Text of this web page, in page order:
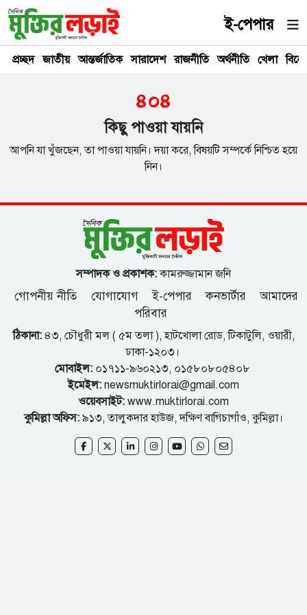
ই-পেপার
প্রচ্ছদ জাতীয় আন্তর্জাতিক সারাদেশ রাজনীতি অর্থনীতি খেলা
৪০৪
কিছু পাওয়া যায়নি
আপনি যা খুঁজছেন, তা পাওয়া যায়নি। দয়া করে, বিষয়টি সম্পর্কে নিশ্চিত হয়ে
নিন।
সম্পাদক ও প্রকাশক:কামরুজ্জামান জনি
গোপনীয় নীতি যোগাযোগ ই-পেপার কনভার্টার
আমাদের
পরিবার
ঠিকানা:৪৩, চৌধুরী মল ( ৫ম তলা ), হাটখোলা রোড, টিকাটুলি, ওয়ারী,
ঢাকা-১২০৩।
মোবাইল:০১৭১১-৯৬০২১৩, ০১৫৮০৮০৫৪০৮
ইমেইল: newsmuktirlorai@gmail.com
ওয়েবসাইট: www.muktirlorai.com
কুমিল্লা অফিস: ৯১৩, তালুকদার হাউজ, দক্ষিণ বাগিচাগাঁও, কুমিল্লা।